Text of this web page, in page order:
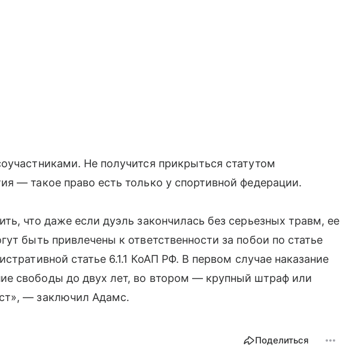
Не получится прикрыться статутом
— такое право есть только у спортивной федерации.
что даже если дуэль закончилась без серьезных травм, ее
быть привлечены к ответственности за побои по статье
статье 6.1.1 КоАП РФ. В первом случае наказание
свободы до двух лет, во втором — крупный штраф или
— заключил Адамс.
Поделиться